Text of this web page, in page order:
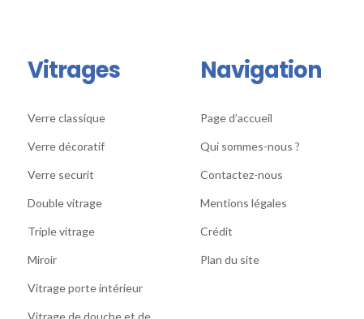
Vitrages
Verre classique
Verre décoratif
Verre securit
Double vitrage
Triple vitrage
Miroir
Vitrage porte intérieur
Vitrage de douche et de
Navigation
Page d’accueil
Qui sommes-nous ?
Contactez-nous
Mentions légales
Crédit
Plan du site